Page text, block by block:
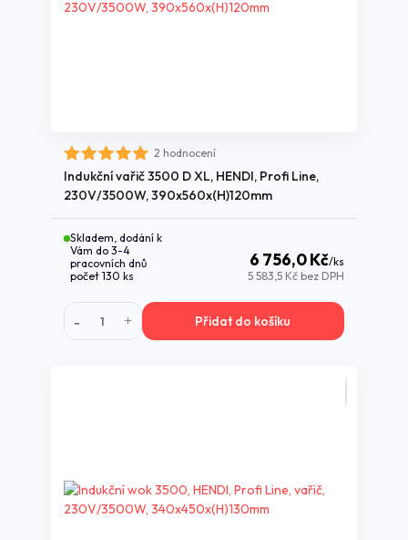
2 hodnocení
Indukční vařič 3500 D XL, HENDI, Profi Line,
230V/3500W, 390x560x(H)120mm
6 756,0 Kč/ks
5 583,5 Kč bez DPH
Skladem, dodání k
Vám do 3-4
pracovních dnů
počet 130 ks
Přidat do košíku